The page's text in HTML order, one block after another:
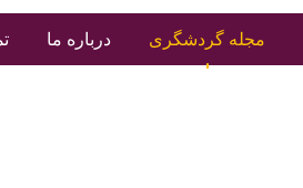
مجله گردشگری درباره ما